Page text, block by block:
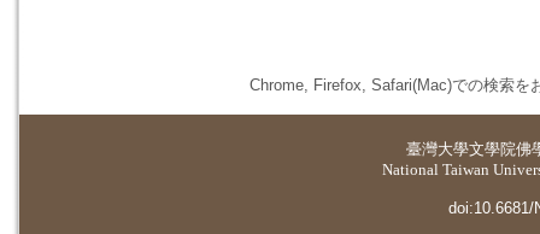
Chrome, Firefox, Safari(Mac)での検索を
臺灣大學文學院佛
National Taiwan
doi:10.6681/